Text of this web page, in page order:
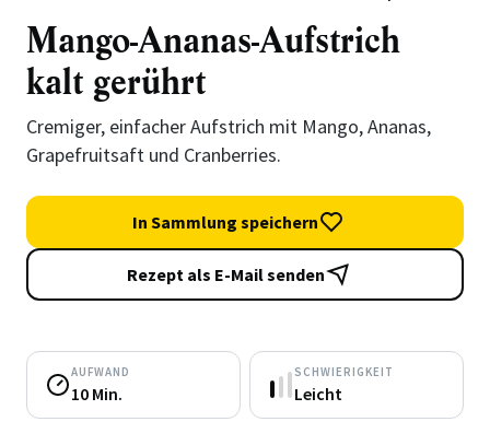
Mango-Ananas-Aufstrich
kalt gerührt
Cremiger, einfacher Aufstrich mit Mango, Ananas,
Grapefruitsaft und Cranberries.
In Sammlung speichern
Rezept als E-Mail senden
AUFWAND
10 Min.
SCHWIERIGKEIT
Leicht